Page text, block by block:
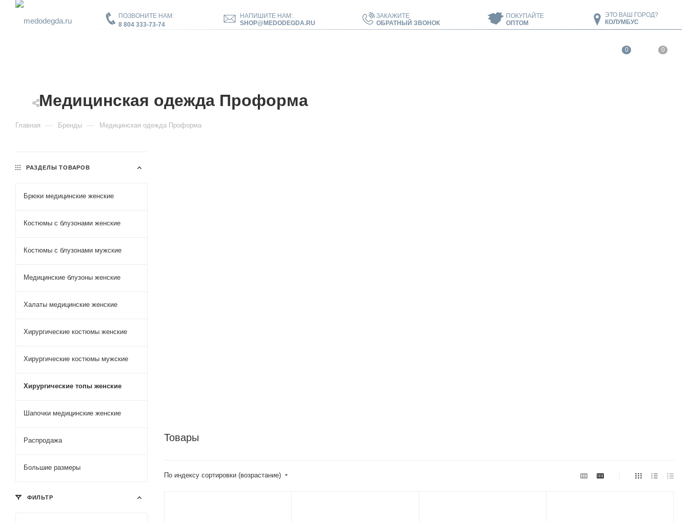
ПОЗВОНИТЕ НАМ:
8 804 333-73-74
НАПИШИТЕ НАМ:
SHOP@MEDODEGDA.RU
ЗАКАЖИТЕ
ОБРАТНЫЙ ЗВОНОК
ПОКУПАЙТЕ
ОПТОМ
ЭТО ВАШ ГОРОД?
КОЛУМБУС
0 0
Медицинская одежда Проформа
Главная — Бренды — Медицинская одежда Проформа
Товары
По индексу сортировки (возрастание)
РАЗДЕЛЫ ТОВАРОВ
Брюки медицинские женские
Костюмы с блузонами женские
Костюмы с блузонами мужские
Медицинские блузоны женские
Халаты медицинские женские
Хирургические костюмы женские
Хирургические костюмы мужские
Хирургические топы женские
Шапочки медицинские женские
Распродажа
Большие размеры
ФИЛЬТР